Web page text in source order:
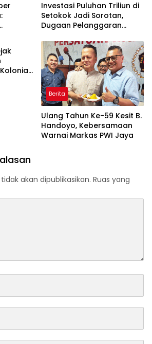
Investasi Puluhan Triliun di
Setokok Jadi Sorotan,
Dugaan Pelanggaran
Pekerja Mencuat
Berita
Ulang Tahun Ke-59 Kesit B.
Handoyo, Kebersamaan
Warnai Markas PWI Jaya
akan dipublikasikan. Ruas yang